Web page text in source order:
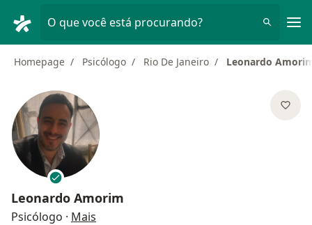
O que você está procurando?
Homepage Psicólogo Rio De Janeiro Leonardo
Leonardo Amorim
Psicólogo · Mais